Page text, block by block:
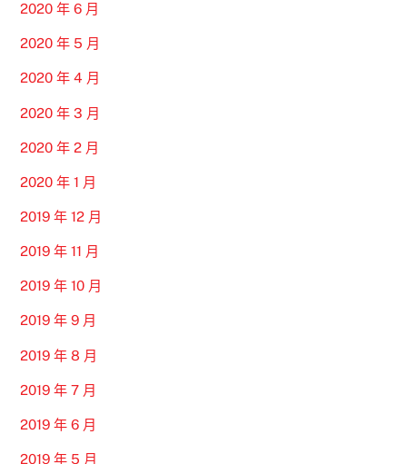
2020 年 6 月
2020 年 5 月
2020 年 4 月
2020 年 3 月
2020 年 2 月
2020 年 1 月
2019 年 12 月
2019 年 11 月
2019 年 10 月
2019 年 9 月
2019 年 8 月
2019 年 7 月
2019 年 6 月
2019 年 5 月